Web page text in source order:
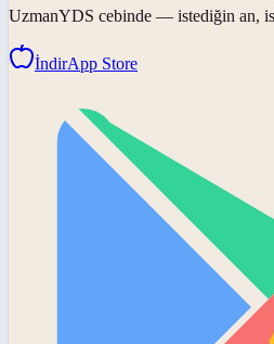
UzmanYDS cebinde — istediğin an,
İndirApp Store